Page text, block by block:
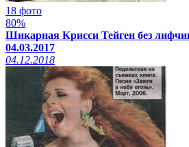
18 фото
80%
Шикарная Крисси Тейген без
04.03.2017
04.12.2018